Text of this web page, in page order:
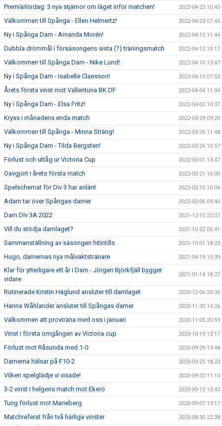
Premiärlördag: 3 nya stjärnor om läget inför matchen! 2022-04-23 10:45
Välkommen till Spånga - Ellen Helmertz! 2022-04-23 07:45
Ny i Spånga Dam - Amanda Morén! 2022-04-15 11:44
Dubbla drömmål i försäsongens sista (?) träningsmatch 2022-04-12 10:17
Välkommen till Spånga Dam - Nike Lund! 2022-04-10 13:47
Ny i Spånga Dam - Isabelle Claesson! 2022-04-10 07:53
Årets första vinst mot Vallentuna BK DF 2022-04-04 11:04
Ny i Spånga Dam - Elsa Fritz! 2022-04-02 10:37
Kryss i månadens enda match 2022-03-29 09:20
Välkommen till Spånga - Minna Sträng! 2022-03-26 11:48
Ny i Spånga Dam - Tilda Bergsten! 2022-03-26 10:57
Förlust och uttåg ur Victoria Cup 2022-03-01 13:47
Oavgjort i årets första match 2022-02-21 16:00
Spelschemat för Div 3 har anlänt 2022-02-10 10:04
Adam tar över Spångas damer 2022-02-06 09:46
Dam Div 3A 2022 2021-12-10 22:07
Vill du stödja damlaget? 2021-10-22 00:41
Sammanställning av säsongen hitintills 2021-10-01 18:23
Hugo, damernas nya målvaktstränare 2021-04-19 15:39
Klar för ytterligare ett år i Dam - Jörgen Björkfjäll bygger
vidare
2021-01-14 18:27
Rutinerade Kristin Häglund ansluter till damlaget 2020-12-06 20:36
Hanna Wåhlander ansluter till Spångas damer 2020-11-30 14:26
Välkommen att provträna med oss i januari 2020-11-05 20:59
Vinst i första omgången av Victoria cup 2020-10-19 13:17
Förlust mot Råsunda med 1-0 2020-09-29 13:48
Damerna hälsar på F10-2 2020-09-25 18:23
Vilken spelglädje vi visade! 2020-09-22 11:10
3-2 vinst i helgens match mot Ekerö 2020-09-15 12:42
Tung förlust mot Marieberg 2020-09-07 13:17
Matchreferat från två härliga vinster 2020-08-30 22:38